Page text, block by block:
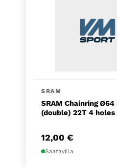
SRAM
SRAM Chainring
(double) 22T 4 holes
12,00€
Saatavilla